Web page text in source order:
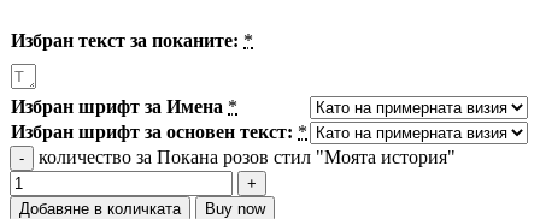
Избран текст за поканите: *
Избран шрифт за Имена *
Избран шрифт за основен текст: *
количество за Покана розов стил "Моята история"
Добавяне в количката Buy now